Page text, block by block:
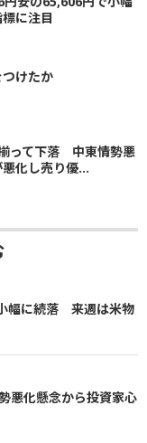
に注目
けたか
って下落 中東情勢悪
化し売り優...
幅に続落 来週は米物
悪化懸念から投資家心